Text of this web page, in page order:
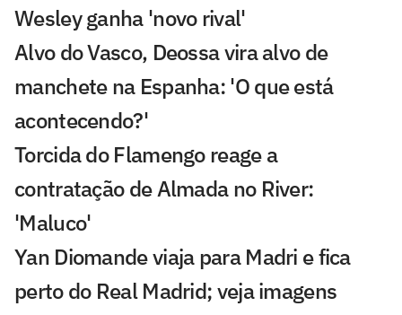
Wesley ganha 'novo rival'
Alvo do Vasco, Deossa vira alvo de
manchete na Espanha: 'O que está
acontecendo?'
Torcida do Flamengo reage a
contratação de Almada no River:
'Maluco'
Yan Diomande viaja para Madri e fica
perto do Real Madrid; veja imagens